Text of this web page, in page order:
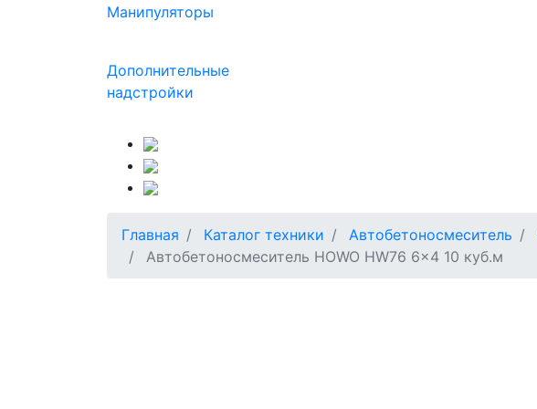
Манипуляторы
Дополнительные
надстройки
Главная Каталог техники Автобетоносмеситель
Автобетоносмеситель HOWO HW76 6x4 10 куб.м